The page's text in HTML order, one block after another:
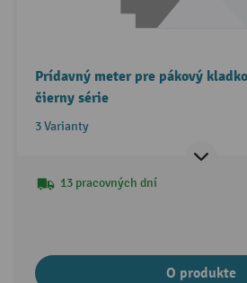
Prídavný meter pre pákový
čierny série
3 Varianty
13 pracovných dní
O produkte